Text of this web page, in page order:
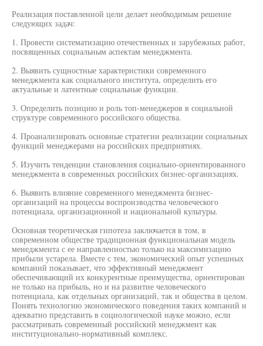
Реализация поставленной цели делает необходимым решение
следующих задач:
1. Провести систематизацию отечественных и зарубежных работ,
посвященных социальным аспектам менеджмента.
2. Выявить сущностные характеристики современного
менеджмента как социального института, определить его
актуальные и латентные социальные функции.
3. Определить позицию и роль топ-менеджеров в социальной
структуре современного российского общества.
4. Проанализировать основные стратегии реализации социальных
функций менеджерами на российских предприятиях.
5. Изучить тенденции становления социально-ориентированного
менеджмента в современных российских бизнес-организациях.
6. Выявить влияние современного менеджмента бизнес-
организаций на процессы воспроизводства человеческого
потенциала, организационной и национальной культуры.
Основная теоретическая гипотеза заключается в том, в
современном обществе традиционная функциональная модель
менеджмента с ее направленностью только на максимизацию
прибыли устарела. Вместе с тем, экономический опыт успешных
компаний показывает, что эффективный менеджмент
обеспечивающий их конкурентные преимущества, ориентирован
не только на прибыль, но и на развитие человеческого
потенциала, как отдельных организаций, так и общества в целом.
Понять технологию экономического поведения таких компаний и
адекватно представить в социологической науке можно, если
рассматривать современный российский менеджмент как
институционально-нормативный комплекс.